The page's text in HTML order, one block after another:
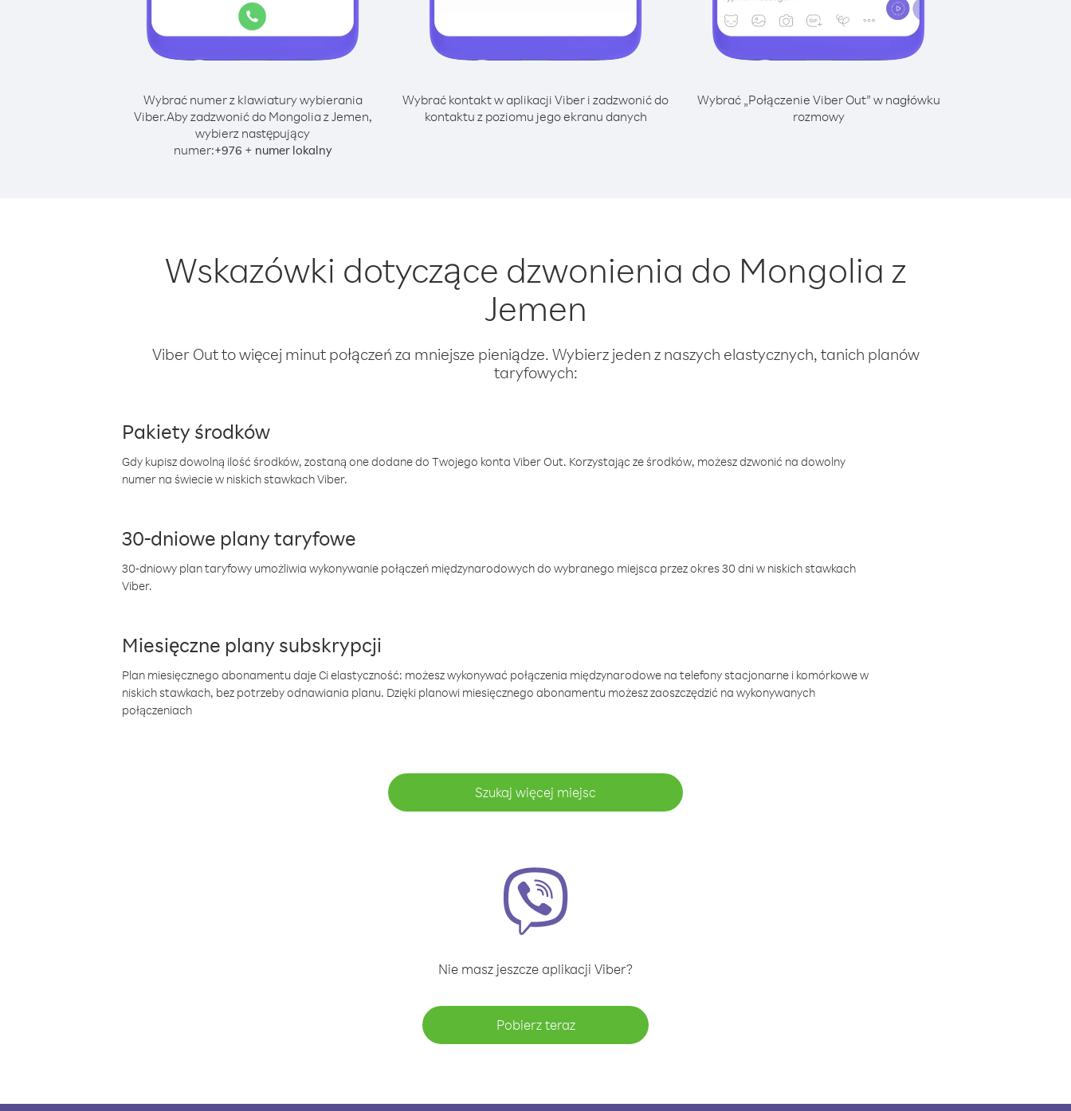
Wybrać numer z klawiatury wybierania
Viber.Aby zadzwonić do Mongolia z Jemen,
wybierz następujący
numer:+976 + numer lokalny
Wybrać kontakt w aplikacji Viber i zadzwonić do
kontaktu z poziomu jego ekranu danych
Wybrać „Połączenie Viber Out” w nagłówku
rozmowy
Wskazówki dotyczące dzwonienia do Mongolia z
Jemen
Viber Out to więcej minut połączeń za mniejsze pieniądze. Wybierz jeden z naszych elastycznych, tanich planów
taryfowych:
Pakiety środków
Gdy kupisz dowolną ilość środków, zostaną one dodane do Twojego konta Viber Out. Korzystając ze środków, możesz dzwonić na dowolny
numer na świecie w niskich stawkach Viber.
30-dniowe plany taryfowe
30-dniowy plan taryfowy umożliwia wykonywanie połączeń międzynarodowych do wybranego miejsca przez okres 30 dni w niskich stawkach
Viber.
Miesięczne plany subskrypcji
Plan miesięcznego abonamentu daje Ci elastyczność: możesz wykonywać połączenia międzynarodowe na telefony stacjonarne i komórkowe w
niskich stawkach, bez potrzeby odnawiania planu. Dzięki planowi miesięcznego abonamentu możesz zaoszczędzić na wykonywanych
połączeniach
Szukaj więcej miejsc
Nie masz jeszcze aplikacji Viber?
Pobierz teraz